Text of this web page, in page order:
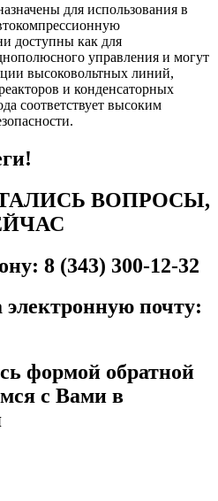
для использования в
доступны как для
управления и могут
высоковольтных линий,
и конденсаторных
соответствует высоким
ВОПРОСЫ,
8 (343) 300-12-32
почту:
формой обратной
с Вами в